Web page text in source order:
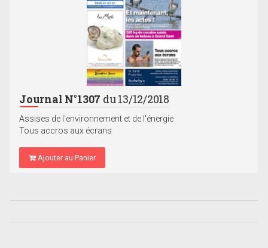
Journal N°1307 du 13/12/2018
Assises de l'environnement et de l'énergie
Tous accros aux écrans
Ajouter au Panier